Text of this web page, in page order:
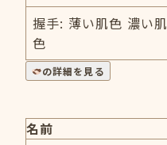
握手: 薄い肌色 濃い肌
色
の詳細を見る
名前